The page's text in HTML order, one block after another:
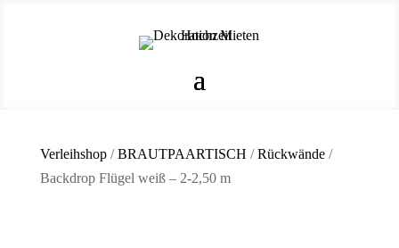
Verleihshop/BRAUTPAARTISCH /Rückwände/
Backdrop Flügel weiß – 2-2,50 m